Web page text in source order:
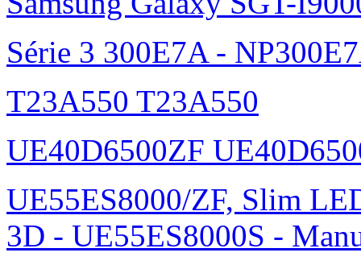
Série 3 300E7A -
T23A550 T23A550
UE40D6500ZF
UE55ES8000/ZF, Slim
3D - UE55ES8000S -